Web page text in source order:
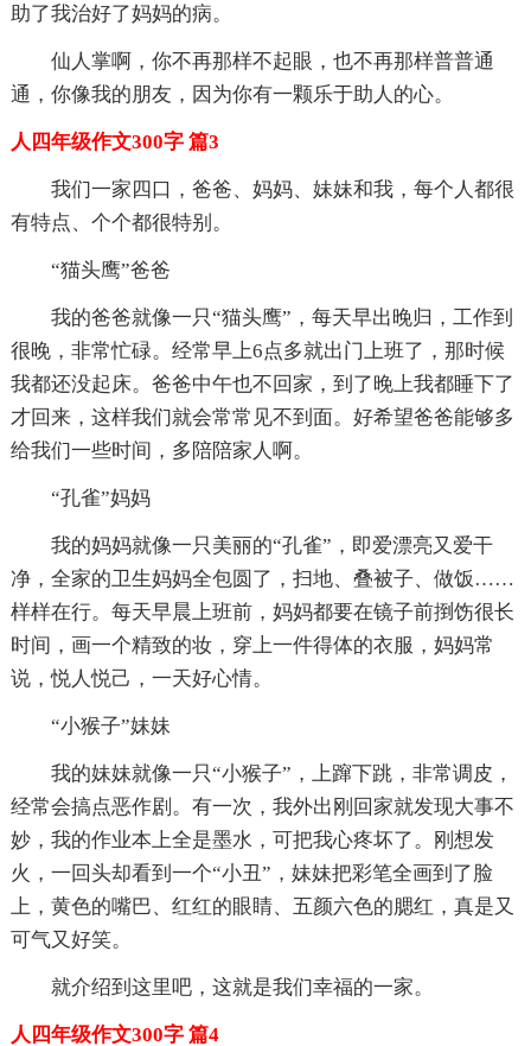
助了我治好了妈妈的病。
仙人掌啊，你不再那样不起眼，也不再那样普普通
通，你像我的朋友，因为你有一颗乐于助人的心。
人四年级作文300字 篇3
我们一家四口，爸爸、妈妈、妹妹和我，每个人都很
有特点、个个都很特别。
“猫头鹰”爸爸
我的爸爸就像一只“猫头鹰”，每天早出晚归，工作到
很晚，非常忙碌。经常早上6点多就出门上班了，那时候
我都还没起床。爸爸中午也不回家，到了晚上我都睡下了
才回来，这样我们就会常常见不到面。好希望爸爸能够多
给我们一些时间，多陪陪家人啊。
“孔雀”妈妈
我的妈妈就像一只美丽的“孔雀”，即爱漂亮又爱干
净，全家的卫生妈妈全包圆了，扫地、叠被子、做饭……
样样在行。每天早晨上班前，妈妈都要在镜子前捯饬很长
时间，画一个精致的妆，穿上一件得体的衣服，妈妈常
说，悦人悦己，一天好心情。
“小猴子”妹妹
我的妹妹就像一只“小猴子”，上蹿下跳，非常调皮，
经常会搞点恶作剧。有一次，我外出刚回家就发现大事不
妙，我的作业本上全是墨水，可把我心疼坏了。刚想发
火，一回头却看到一个“小丑”，妹妹把彩笔全画到了脸
上，黄色的嘴巴、红红的眼睛、五颜六色的腮红，真是又
可气又好笑。
就介绍到这里吧，这就是我们幸福的一家。
人四年级作文300字 篇4